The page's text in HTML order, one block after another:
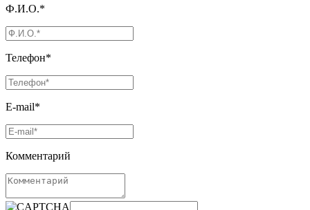
Ф.И.О.*
Телефон*
E-mail*
Комментарий